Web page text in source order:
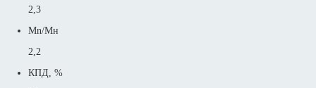
2,3
Mn/Mн
2,2
КПД, %